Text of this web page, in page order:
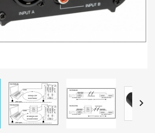
